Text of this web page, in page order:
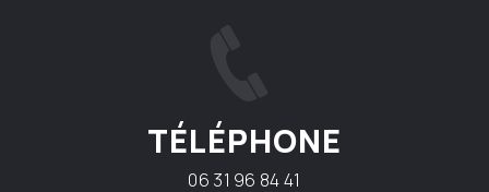
TÉLÉPHONE
06 31 96 84 41